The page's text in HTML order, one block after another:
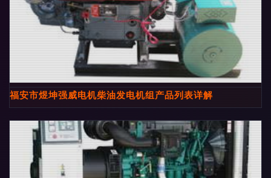
福安市煜坤强威电机柴油发电机组产品列表详解